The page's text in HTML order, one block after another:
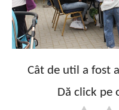
Cât de util a fost
Dă click pe